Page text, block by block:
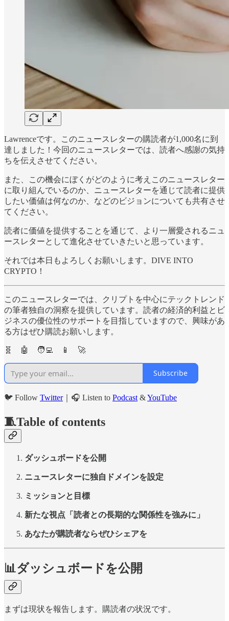
Lawrenceです。このニュースレターの購読者が1,000名に到
達しました！今回のニュースレターでは、読者へ感謝の気持
ちを伝えさせてください。
また、この機会にぼくがどのように考えこのニュースレター
に取り組んでいるのか、ニュースレターを通じて読者に提供
したい価値は何なのか、などのビジョンについても共有させ
てください。
読者に価値を提供することを通じて、より一層愛されるニュ
ースレターとして進化させていきたいと思っています。
それでは本日もよろしくお願いします。DIVE INTO
CRYPTO！
このニュースレターでは、クリプトを中心にテックトレンド
の筆者独自の洞察を提供しています。読者の経済的利益とビ
ジネスの優位性のサポートを目指していますので、興味があ
る方はぜひ購読お願いします。
🧬 🤖 🧑‍💻 📱 🚀
Subscribe
🐦 Follow Twitter｜🎧 Listen to Podcast &YouTube
🧵Table of contents
ダッシュボードを公開
ニュースレターに独自ドメインを設定
ミッションと目標
新たな視点「読者との長期的な関係性を強みに」
あなたが購読者ならぜひシェアを
📊ダッシュボードを公開
まずは現状を報告します。購読者の状況です。